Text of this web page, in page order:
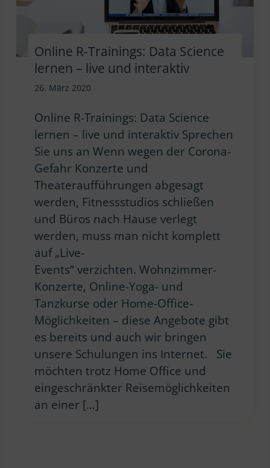
Online R-Trainings: Data Science
lernen – live und interaktiv
26. März 2020
Online R-Trainings: Data Science
lernen – live und interaktiv Sprechen
Sie uns an Wenn wegen der Corona-
Gefahr Konzerte und
Theateraufführungen abgesagt
werden, Fitnessstudios schließen
und Büros nach Hause verlegt
werden, muss man nicht komplett
auf „Live-
Events“ verzichten. Wohnzimmer-
Konzerte, Online-Yoga- und
Tanzkurse oder Home-Office-
Möglichkeiten – diese Angebote gibt
es bereits und auch wir bringen
unsere Schulungen ins Internet. Sie
möchten trotz Home Office und
eingeschränkter Reisemöglichkeiten
an einer […]